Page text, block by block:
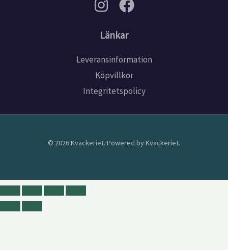
Länkar
Leveransinformation
Köpvillkor
Integritetspolicy
© 2026 Kvackeriet. Powered by Kvackeriet.